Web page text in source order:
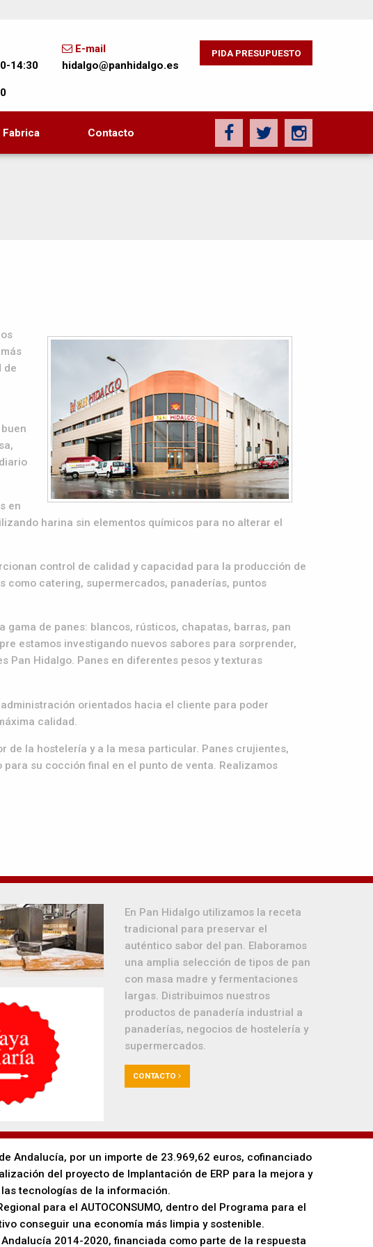
14:30
E-mail
hidalgo@panhidalgo.es
PIDA PRESUPUESTO
Fabrica Contacto
de
en
harina sin elementos químicos para no alterar el
control de calidad y capacidad para la producción de
como catering, supermercados, panaderías, puntos
de panes: blancos, rústicos, chapatas, barras, pan
estamos investigando nuevos sabores para sorprender,
Pan Hidalgo. Panes en diferentes pesos y texturas
orientados hacia el cliente para poder
calidad.
la hostelería y a la mesa particular. Panes crujientes,
su cocción final en el punto de venta. Realizamos
En Pan Hidalgo utilizamos la receta
tradicional para preservar el
auténtico sabor del pan. Elaboramos
una amplia selección de tipos de pan
con masa madre y fermentaciones
largas. Distribuimos nuestros
productos de panadería industrial a
panaderías, negocios de hostelería y
supermercados.
CONTACTO
Andalucía, por un importe de 23.969,62 euros, cofinanciado
del proyecto de Implantación de ERP para la mejora y
tecnologías de la información.
para el AUTOCONSUMO, dentro del Programa para el
conseguir una economía más limpia y sostenible.
2014-2020, financiada como parte de la respuesta